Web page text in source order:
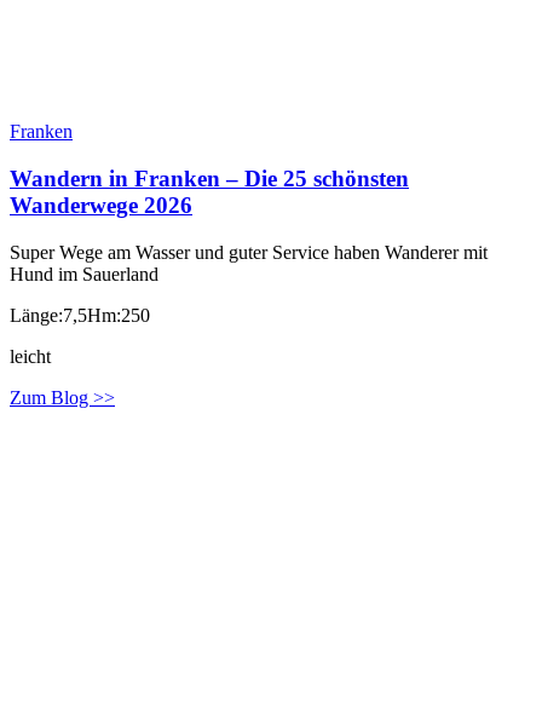
Franken
Wandern in Franken – Die 25 schönsten
Wanderwege 2026
Super Wege am Wasser und guter Service haben Wanderer mit
Hund im Sauerland
Länge:7,5Hm:250
leicht
Zum Blog >>